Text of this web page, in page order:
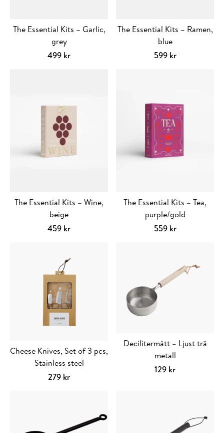
The Essential Kits – Garlic,
grey
499 kr
The Essential Kits – Ramen,
blue
599 kr
The Essential Kits – Wine,
beige
459 kr
The Essential Kits – Tea,
purple/gold
559 kr
Cheese Knives, Set of 3 pcs,
Stainless steel
279 kr
Decilitermått – Ljust trä
metall
129 kr